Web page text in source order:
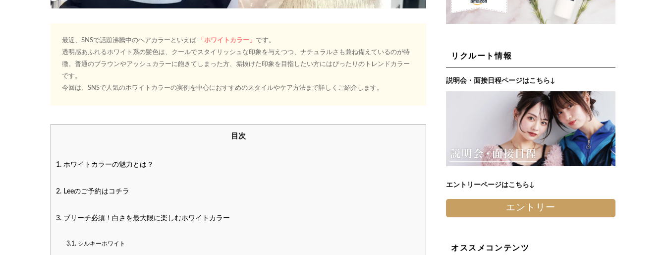
最近、SNSで話題沸騰中のヘアカラーといえば「ホワイトカラー」 です。
透明感あふれるホワイト系の髪色は、クールでスタイリッシュな印象を与えつつ、ナチュラルさも兼ね備えているのが特
徴。普通のブラウンやアッシュカラーに飽きてしまった方、垢抜けた印象を目指したい方にはぴったりのトレンドカラー
です。
今回は、SNSで人気のホワイトカラーの実例を中心におすすめのスタイルやケア方法まで詳しくご紹介します。
目次
1. ホワイトカラーの魅力とは？
2. Leeのご予約はコチラ
3. ブリーチ必須！白さを最大限に楽しむホワイトカラー
3.1. シルキーホワイト
リクルート情報
説明会・面接日程ページはこちら↓
エントリーページはこちら↓
エントリー
オススメコンテンツ